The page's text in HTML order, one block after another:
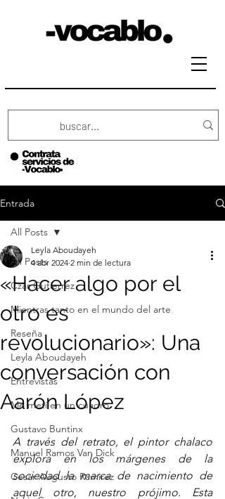
Entrada
All Posts
Czar Gutierrez
Mientras tanto en el mundo del arte
Reseña
Leyla Aboudayeh
Entrevistas
Me metí en un cuadro
Gustavo Buntinx
Manuel Ramos Van Dick
Cesar Augusto Ramirez
All Posts
«Hacer algo por el
otro es
revolucionario»: Una
conversación con
Aarón López
Leyla Aboudayeh
4 abr 2024 2 min de lectura
A través del retrato, el pintor chalaco
explora en los márgenes de la
sociedad la marca de nacimiento de
aquel otro, nuestro prójimo. Esta